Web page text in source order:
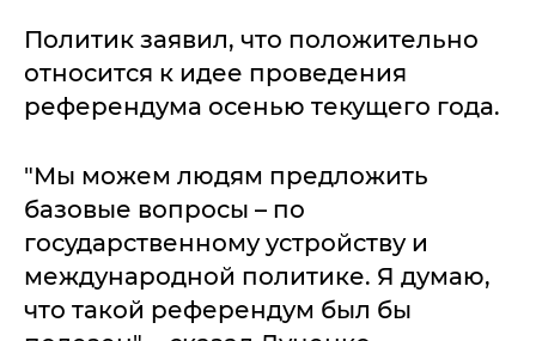
Политик заявил, что положительно
относится к идее проведения
референдума осенью текущего года.
"Мы можем людям предложить
базовые вопросы – по
государственному устройству и
международной политике. Я думаю,
что такой референдум был бы